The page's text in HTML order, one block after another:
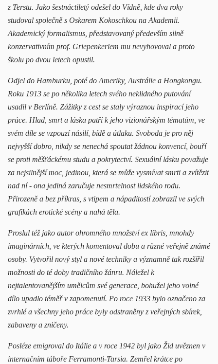
z Terstu. Jako šestnáctiletý odešel do Vídně, kde dva roky
studoval společně s Oskarem Kokoschkou na Akademii.
Akademický formalismus, představovaný především silně
konzervativním prof. Griepenkerlem mu nevyhovoval a proto
školu po dvou letech opustil.
Odjel do Hamburku, poté do Ameriky, Austrálie a Hongkongu.
Roku 1913 se po několika letech svého neklidného putování
usadil v Berlíně. Zážitky z cest se staly výraznou inspirací jeho
práce. Hlad, smrt a láska patří k jeho vizionářským tématům, ve
svém díle se vzpouzí násilí, bídě a útlaku. Svoboda je pro něj
nejvyšší dobro, nikdy se nenechá spoutat žádnou konvencí, bouří
se proti měšťáckému studu a pokrytectví. Sexuální lásku považuje
za nejsilnější moc, jedinou, která se může vysmívat smrti a zvítězit
nad ní - ona jediná zaručuje nesmrtelnost lidského rodu.
Přirozeně a bez příkras, s vtipem a nápaditostí zobrazil ve svých
grafikách erotické scény a nahá těla.
Proslul též jako autor ohromného množství ex libris, mnohdy
imaginárních, ve kterých komentoval dobu a různé veřejně známé
osoby. Vytvořil nový styl a nové techniky a významně tak rozšířil
možnosti do té doby tradičního žánru. Náležel k
nejtalentovanějším umělcům své generace, bohužel jeho volné
dílo upadlo téměř v zapomenutí. Po roce 1933 bylo označeno za
zvrhlé a všechny jeho práce byly odstraněny z veřejných sbírek,
zabaveny a zničeny.
Posléze emigroval do Itálie a v roce 1942 byl jako Žid uvěznen v
internačním táboře Ferramonti-Tarsia. Zemřel krátce po